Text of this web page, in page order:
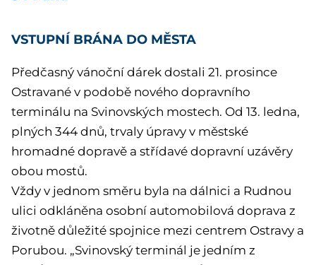
VSTUPNÍ BRÁNA DO MĚSTA
Předčasný vánoční dárek dostali 21. prosince
Ostravané v podobě nového dopravního
terminálu na Svinovských mostech. Od 13. ledna,
plných 344 dnů, trvaly úpravy v městské
hromadné dopravě a střídavé dopravní uzávěry
obou mostů.
Vždy v jednom směru byla na dálnici a Rudnou
ulici odkláněna osobní automobilová doprava z
životně důležité spojnice mezi centrem Ostravy a
Porubou. „Svinovský terminál je jedním z